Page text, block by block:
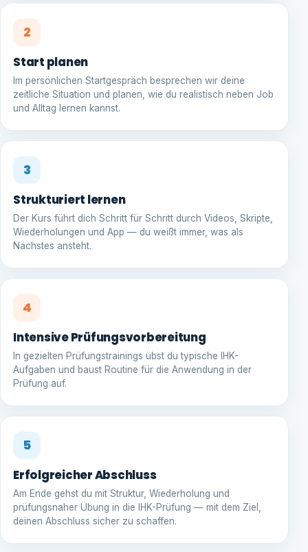
2
Start planen
Im persönlichen Startgespräch besprechen wir deine
zeitliche Situation und planen, wie du realistisch neben Job
und Alltag lernen kannst.
3
Strukturiert lernen
Der Kurs führt dich Schritt für Schritt durch Videos, Skripte,
Wiederholungen und App — du weißt immer, was als
Nächstes ansteht.
4
Intensive Prüfungsvorbereitung
In gezielten Prüfungstrainings übst du typische IHK-
Aufgaben und baust Routine für die Anwendung in der
Prüfung auf.
5
Erfolgreicher Abschluss
Am Ende gehst du mit Struktur, Wiederholung und
prüfungsnaher Übung in die IHK-Prüfung — mit dem Ziel,
deinen Abschluss sicher zu schaffen.